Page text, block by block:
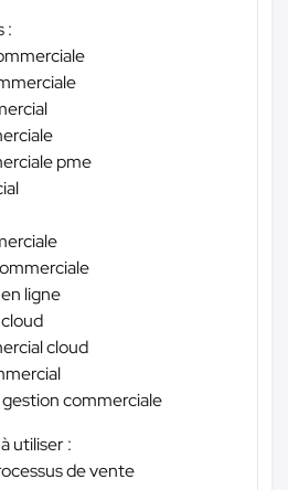
:
pme
ligne
cloud
commerciale
utiliser :
de vente